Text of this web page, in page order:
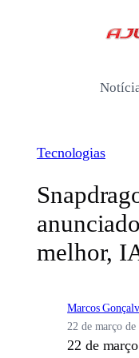
Tecnologias
melhor,
Marcos
22 de março de
22 de